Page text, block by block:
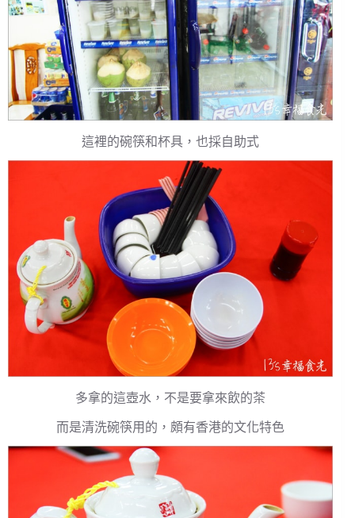
這裡的碗筷和杯具，也採自助式
多拿的這壺水，不是要拿來飲的茶
而是清洗碗筷用的，頗有香港的文化特色